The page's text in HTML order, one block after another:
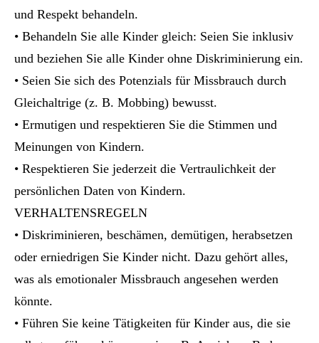
und Respekt behandeln.
• Behandeln Sie alle Kinder gleich: Seien Sie inklusiv
und beziehen Sie alle Kinder ohne Diskriminierung ein.
• Seien Sie sich des Potenzials für Missbrauch durch
Gleichaltrige (z. B. Mobbing) bewusst.
• Ermutigen und respektieren Sie die Stimmen und
Meinungen von Kindern.
• Respektieren Sie jederzeit die Vertraulichkeit der
persönlichen Daten von Kindern.
VERHALTENSREGELN
• Diskriminieren, beschämen, demütigen, herabsetzen
oder erniedrigen Sie Kinder nicht. Dazu gehört alles,
was als emotionaler Missbrauch angesehen werden
könnte.
• Führen Sie keine Tätigkeiten für Kinder aus, die sie